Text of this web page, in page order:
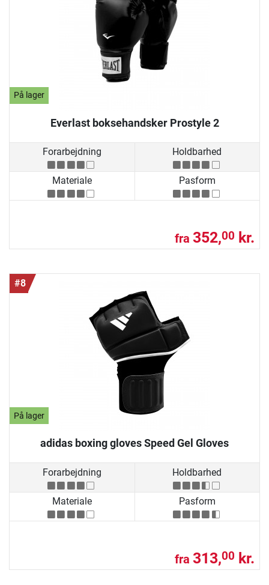
På lager
Everlast boksehandsker Prostyle 2
Forarbejdning Holdbarhed
Materiale Pasform
fra 352,00 kr.
#8
På lager
adidas boxing gloves Speed Gel Gloves
Forarbejdning Holdbarhed
Materiale Pasform
fra 313,00 kr.